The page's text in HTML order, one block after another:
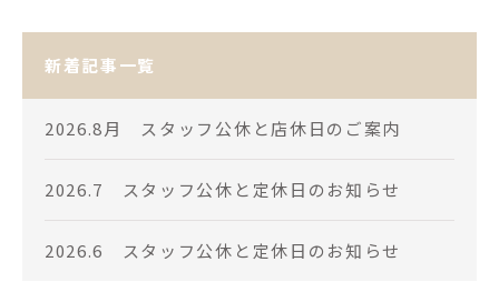
新着記事一覧
2026.8月 スタッフ公休と店休日のご案内
2026.7 スタッフ公休と定休日のお知らせ
2026.6 スタッフ公休と定休日のお知らせ